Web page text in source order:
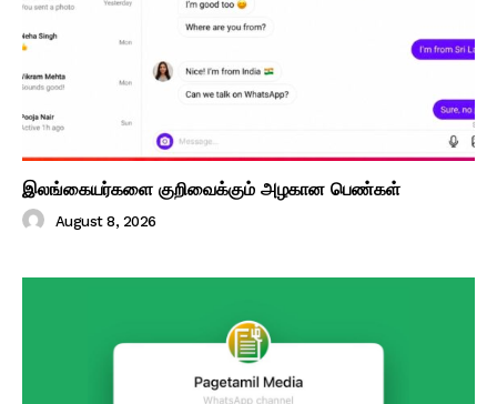
இலங்கையர்களை குறிவைக்கும் அழகான பெண்கள்
August 8, 2026